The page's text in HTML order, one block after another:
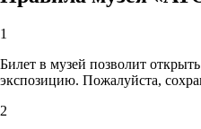
1
Билет в музей позволит
экспозицию. Пожалуйста,
2